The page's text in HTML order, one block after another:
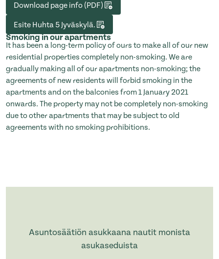
Download page info (PDF)
Esite Huhta 5 Jyväskylä.
Smoking in our apartments
It has been a long-term policy of ours to make all of our new
residential properties completely non-smoking. We are
gradually making all of our apartments non-smoking; the
agreements of new residents will forbid smoking in the
apartments and on the balconies from 1 January 2021
onwards. The property may not be completely non-smoking
due to other apartments that may be subject to old
agreements with no smoking prohibitions.
Asuntosäätiön asukkaana nautit monista
asukaseduista